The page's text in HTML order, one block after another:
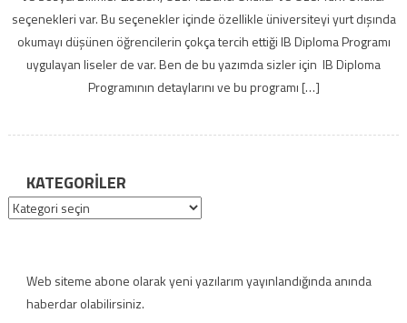
seçenekleri var. Bu seçenekler içinde özellikle üniversiteyi yurt dışında
okumayı düşünen öğrencilerin çokça tercih ettiği IB Diploma Programı
uygulayan liseler de var. Ben de bu yazımda sizler için IB Diploma
Programının detaylarını ve bu programı […]
KATEGORILER
Kategoriler
Web siteme abone olarak yeni yazılarım yayınlandığında anında
haberdar olabilirsiniz.